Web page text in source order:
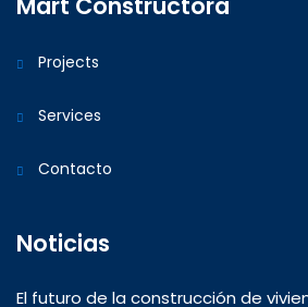
Projects
Services
Contacto
Noticias
El futuro de la construcción de